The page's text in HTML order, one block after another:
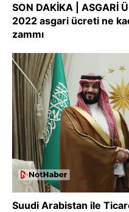
SON DAKİKA | ASGARİ
2022 asgari ücreti ne
zammı
Suudi Arabistan ile